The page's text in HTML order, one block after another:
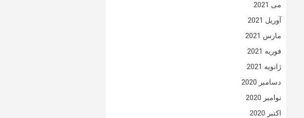
می 2021
آوریل 2021
مارس 2021
فوریه 2021
ژانویه 2021
دسامبر 2020
نوامبر 2020
اکتبر 2020